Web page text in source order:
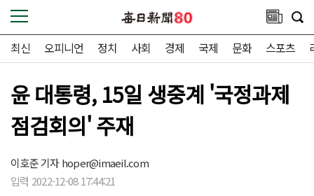
최신 오피니언 정치 사회 경제 국제 문화 스포츠
윤 대통령, 15일 생중계 '국정과제
점검회의' 주재
이호준 기자hoper@imaeil.com
입력 2022-12-08 17:44:21